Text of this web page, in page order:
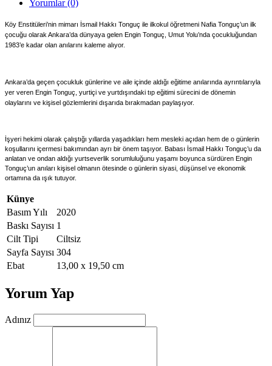
Yorumlar (0)
Köy Enstitüleri’nin mimarı İsmail Hakkı Tonguç ile ilkokul öğretmeni Nafia Tonguç’un ilk
çocuğu olarak Ankara’da dünyaya gelen Engin Tonguç, Umut Yolu’nda çocukluğundan
1983’e kadar olan anılarını kaleme alıyor.
Ankara’da geçen çocukluk günlerine ve aile içinde aldığı eğitime anılarında ayrıntılarıyla
yer veren Engin Tonguç, yurtiçi ve yurtdışındaki tıp eğitimi sürecini de dönemin
olaylarını ve kişisel gözlemlerini dışarıda bırakmadan paylaşıyor.
İşyeri hekimi olarak çalıştığı yıllarda yaşadıkları hem mesleki açıdan hem de o günlerin
koşullarını içermesi bakımından ayrı bir önem taşıyor. Babası İsmail Hakkı Tonguç’u da
anlatan ve ondan aldığı yurtseverlik sorumluluğunu yaşamı boyunca sürdüren Engin
Tonguç’un anıları kişisel olmanın ötesinde o günlerin siyasi, düşünsel ve ekonomik
ortamına da ışık tutuyor.
Künye
Basım Yılı
2020
Baskı Sayısı 1
Cilt Tipi
Ciltsiz
Sayfa Sayısı 304
Ebat
13,00 x 19,50 cm
Yorum Yap
Adınız